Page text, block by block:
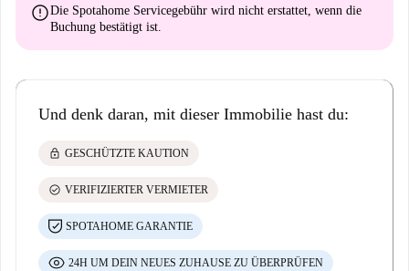
errorDie Spotahome Servicegebühr wird nicht erstattet, wenn die
Buchung bestätigt ist.
Und denk daran, mit dieser Immobilie hast du:
lock GESCHÜTZTE KAUTION
check_circle VERIFIZIERTER VERMIETER
SPOTAHOME GARANTIE
24H UM DEIN NEUES ZUHAUSE ZU ÜBERPRÜFEN